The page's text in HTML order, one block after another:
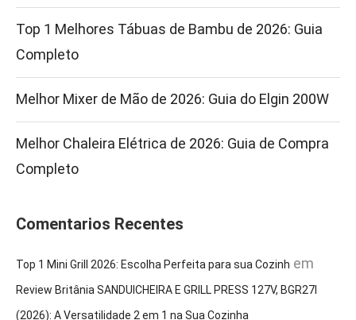
Top 1 Melhores Tábuas de Bambu de 2026: Guia
Completo
Melhor Mixer de Mão de 2026: Guia do Elgin 200W
Melhor Chaleira Elétrica de 2026: Guia de Compra
Completo
Comentarios Recentes
Top 1 Mini Grill 2026: Escolha Perfeita para sua Cozinh em
Review Britânia SANDUICHEIRA E GRILL PRESS 127V, BGR27I
(2026): A Versatilidade 2 em 1 na Sua Cozinha